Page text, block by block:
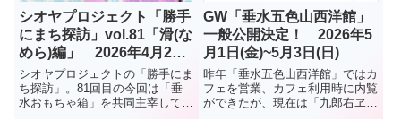
シオヤプロジェクト「勝手
にまち探訪」vol.81「滑(な
めら)編」 2026年4月22
日(水)
シオヤプロジェクトの「勝手にま
ち探訪」。81回目の今回は「垂
水おもちゃ箱」を共同主宰してい
GW「垂水五色山西洋館」
一般公開決定！ 2026年5
月1日(金)~5月3日(日)
昨年「垂水五色山西洋館」ではカ
フェを営業、カフェ利用時に内覧
ができたが、現在は「九郎右ヱ門